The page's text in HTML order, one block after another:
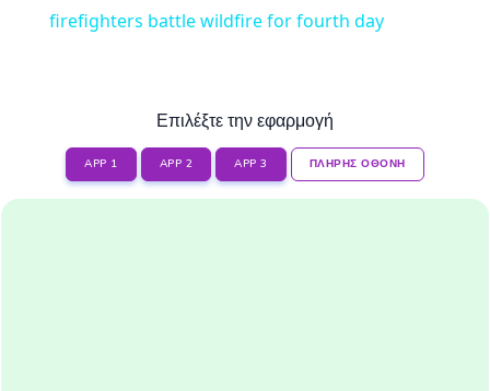
firefighters battle wildfire for fourth day
Επιλέξτε την εφαρμογή
APP 1 APP 2 APP 3 ΠΛΗΡΗΣ ΟΘΟΝΗ